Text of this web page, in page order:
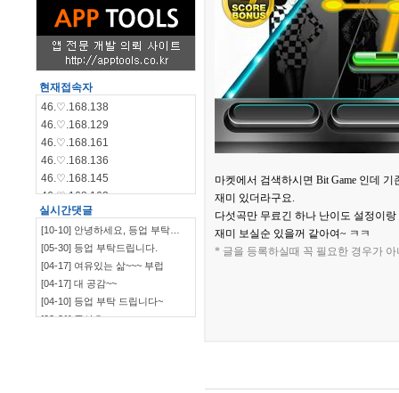
현재접속자
46.♡.168.138
46.♡.168.129
46.♡.168.161
46.♡.168.136
46.♡.168.145
46.♡.168.162
46.♡.168.144
46.♡.168.140
115.♡.135.198
46.♡.168.139
실시간댓글
[10-10] 안녕하세요, 등업 부탁…
[05-30] 등업 부탁드립니다.
[04-17] 여유있는 삶~~~ 부럽
[04-17] 대 공감~~
[04-10] 등업 부탁 드립니다~
[03-21] 좋아요
마켓에서 검색하시면 Bit Game 인데
재미 있더라구요.
다섯곡만 무료긴 하나 난이도 설정이
재미 보실순 있을꺼 같아여~ ㅋㅋ
* 글을 등록하실때 꼭 필요한 경우가